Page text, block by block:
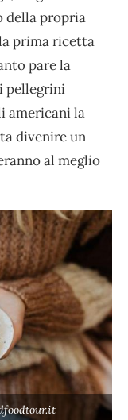
della propria
prima ricetta
pare la
pellegrini
americani la
divenire un
al meglio